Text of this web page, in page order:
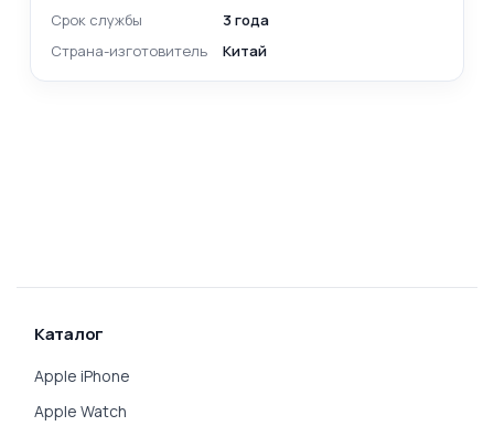
Срок службы
3 года
Страна-изготовитель
Китай
Каталог
Apple iPhone
Apple Watch